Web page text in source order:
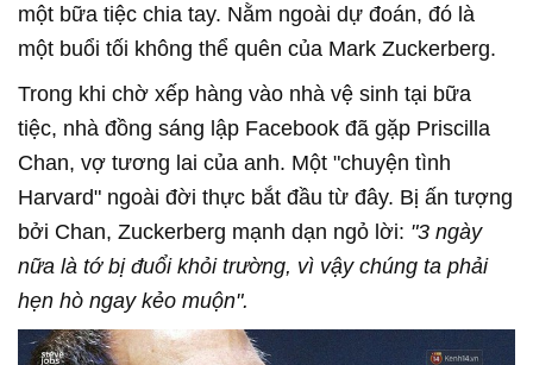
một bữa tiệc chia tay. Nằm ngoài dự đoán, đó là
một buổi tối không thể quên của Mark Zuckerberg.
Trong khi chờ xếp hàng vào nhà vệ sinh tại bữa
tiệc, nhà đồng sáng lập Facebook đã gặp Priscilla
Chan, vợ tương lai của anh. Một "chuyện tình
Harvard" ngoài đời thực bắt đầu từ đây. Bị ấn tượng
bởi Chan, Zuckerberg mạnh dạn ngỏ lời: "3 ngày
nữa là tớ bị đuổi khỏi trường, vì vậy chúng ta phải
hẹn hò ngay kẻo muộn".